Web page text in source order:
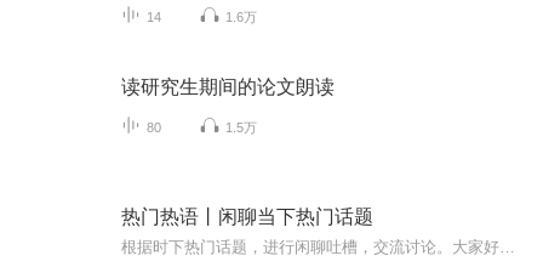
14 1.6万
读研究生期间的论文朗读
80 1.5万
热门热语丨闲聊当下热门话题